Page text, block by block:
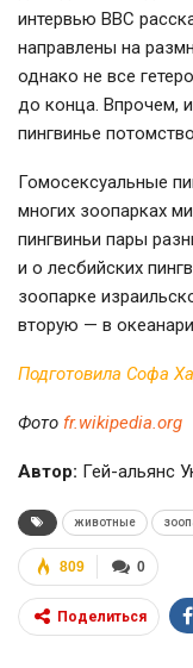
интервью ВВС
направлены на
однако не все
до конца. Впрочем,
пингвинье
Гомосексуальные
многих зоопарках
пингвиньи пары
и о лесбийских
зоопарке
вторую — в
Подготовила Софа
Фото fr.wikipedia.org
Автор: Гей-альянс
животные
0
809
Поделиться